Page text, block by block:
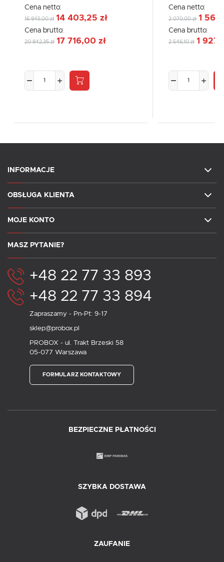
Cena netto:
16 945,00 zł 14 403,25 zł
Cena brutto:
20 842,35 zł 17 716,00 zł
Cena netto:
2 070,00 zł 1
Cena brutto:
2 546,10 zł 1
INFORMACJE
OBSŁUGA KLIENTA
MOJE KONTO
MASZ PYTANIE?
+48 22 77 33 893
+48 22 77 33 894
Zapraszamy - Pn-Pt: 9-17
sklep@probox.pl
PROBOX - ul. Trakt Brzeski 58
05-077 Warszawa
FORMULARZ KONTAKTOWY
BEZPIECZNE PŁATNOŚCI
SZYBKA DOSTAWA
ZAUFANIE